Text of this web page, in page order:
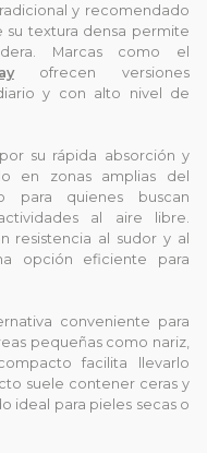
y recomendado
su textura densa permite
Marcas como el
ofrecen versiones
y con alto nivel de
su rápida absorción y
en zonas amplias del
para quienes buscan
al aire libre.
resistencia al sudor y al
opción eficiente para
conveniente para
pequeñas como nariz,
facilita llevarlo
suele contener ceras y
ideal para pieles secas o